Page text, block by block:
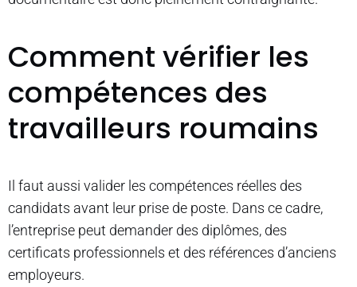
Comment vérifier les
compétences des
travailleurs roumains
Il faut aussi valider les compétences réelles des
candidats avant leur prise de poste. Dans ce cadre,
l’entreprise peut demander des diplômes, des
certificats professionnels et des références d’anciens
employeurs.